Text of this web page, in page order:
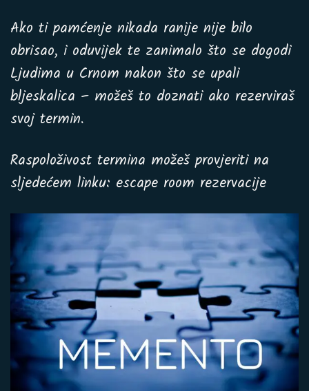
Ako ti pamćenje nikada ranije nije bilo
obrisao, i oduvijek te zanimalo što se dogodi
Ljudima u Crnom nakon što se upali
bljeskalica – možeš to doznati ako rezerviraš
svoj termin.
Raspoloživost termina možeš provjeriti na
sljedećem linku: escape room rezervacije